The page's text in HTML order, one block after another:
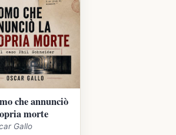
che annunciò
morte
Gallo